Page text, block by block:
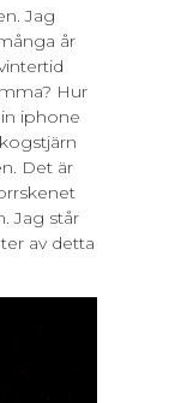
Jag
år
Hur
iphone
Det är
Jag står
av detta